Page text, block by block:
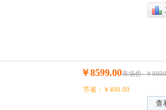
￥8599.00市场价: ￥
节省：￥400.00
查